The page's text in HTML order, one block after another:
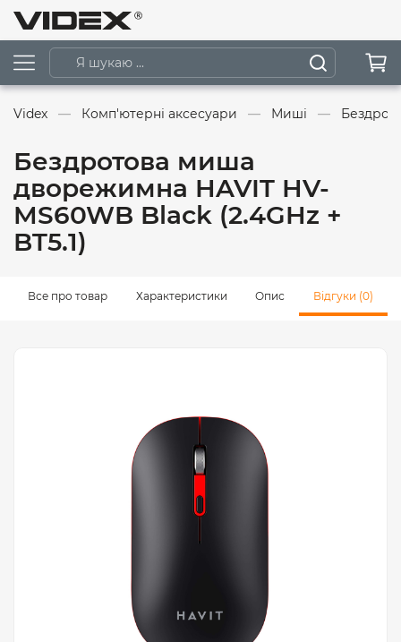
Videx Комп'ютерні аксесуари Миші
Бездротова миша
дворежимна HAVIT HV-
MS60WB Black (2.4GHz +
BT5.1)
Все про товар Характеристики Опис Відгуки (0)